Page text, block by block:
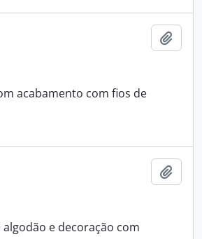
acabamento com fios de
e decoração com